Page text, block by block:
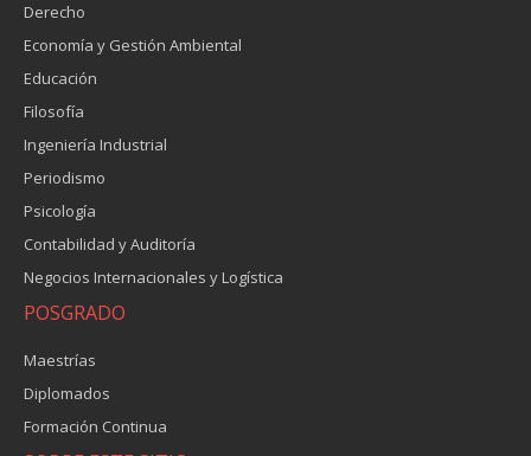
Derecho
Economía y Gestión Ambiental
Educación
Filosofía
Ingeniería Industrial
Periodismo
Psicología
Contabilidad y Auditoría
Negocios Internacionales y Logística
POSGRADO
Maestrías
Diplomados
Formación Continua